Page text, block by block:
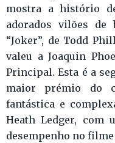
mostra a histório
adorados vilões de
“Joker”, de Todd
valeu a Joaquin
Principal. Esta é a
maior prémio do
fantástica e
Heath Ledger, com
desempenho no filme